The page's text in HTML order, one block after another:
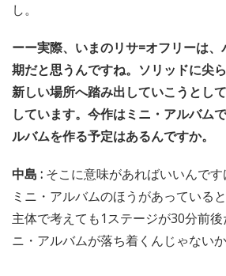
し。
ーー実際、いまのリサ=オフリーは
期だと思うんですね。ソリッドに尖
新しい場所へ踏み出していこうとし
しています。今作はミニ・アルバム
ルバムを作る予定はあるんですか。
中島 : そこに意味があればいいんで
ミニ・アルバムのほうがあっている
主体で考えても1ステージが30分前後
ニ・アルバムが落ち着くんじゃない